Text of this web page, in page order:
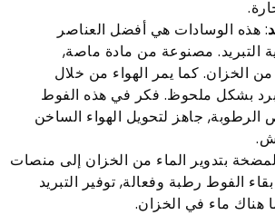
: هذه الوسادات هي أفضل العناصر
التبريد. مصنوعة من مادة ماصة,
الخزان. كما يمر الهواء من خلال
بشكل ملحوظ. فكر في هذه الفوط
جاهز لتحويل الهواء الساخن
بتدوير الماء من الخزان إلى منصات
الفوط رطبة وفعالة, توفير التبريد
هناك ماء في الخزان.